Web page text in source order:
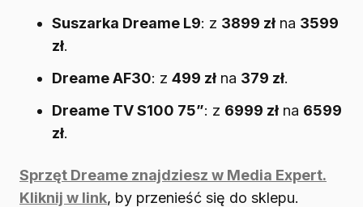
Suszarka Dreame L9: z 3899 zł na 3599
zł.
Dreame AF30: z 499 zł na 379 zł.
Dreame TV S100 75”: z 6999 zł na 6599
zł.
Sprzęt Dreame znajdziesz w Media Expert.
Kliknij w link, by przenieść się do sklepu.